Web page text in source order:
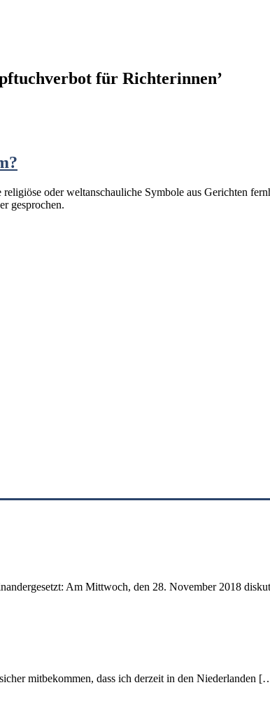
für Richterinnen’
oder weltanschauliche Symbole aus Gerichten
gesprochen.
Am Mittwoch, den 28. November 2018
mitbekommen, dass ich derzeit in den Niederlanden